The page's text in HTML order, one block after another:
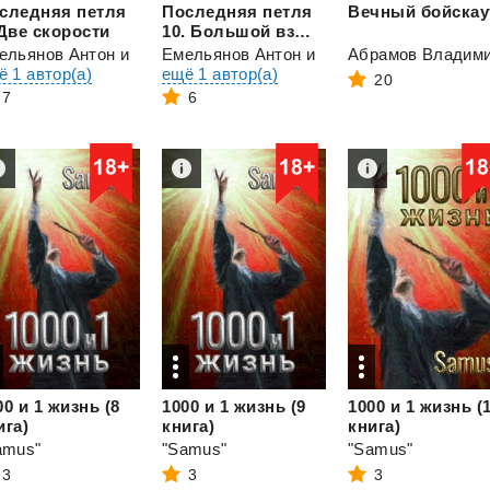
петля
скорости
Антон и
1 автор(а)
7
Последняя петля
10. Большой взрыв
Емельянов Антон и
ещё 1 автор(а)
6
Вечный
20
и 1 жизнь (8
3
1000 и 1 жизнь (9
книга)
"Samus"
3
1000 и 1 жизнь
книга)
"Samus"
3